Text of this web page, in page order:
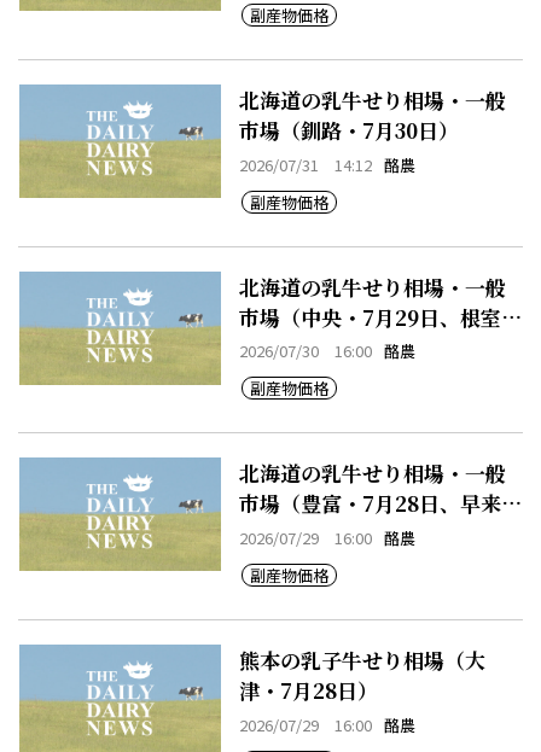
副産物価格
北海道の乳牛せり相場・一般
市場（釧路・7月30日）
2026/07/31 14:12 酪農
副産物価格
北海道の乳牛せり相場・一般
市場（中央・7月29日、根室・
7月29日）
2026/07/30 16:00 酪農
副産物価格
北海道の乳牛せり相場・一般
市場（豊富・7月28日、早来・
7月28日）
2026/07/29 16:00 酪農
副産物価格
熊本の乳子牛せり相場（大
津・7月28日）
2026/07/29 16:00 酪農